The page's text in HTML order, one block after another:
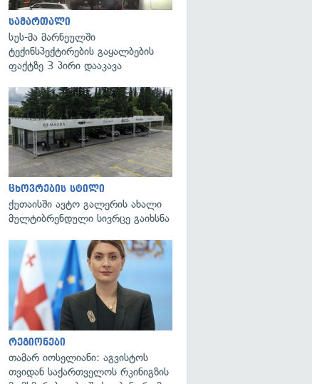
გადახედვა
გადახედვა
სამართალი
სუს-მა მარნეულში
ტექინსპექტირების გაყალბების
ფაქტზე 3 პირი დააკავა
ცხოვრების სტილი
ქუთაისში ავტო გალერის ახალი
მულტიბრენდული სივრცე გაიხსნა
რეგიონები
თამარ იოსელიანი: აგვისტოს
თვიდან საქართველოს რკინიგზის